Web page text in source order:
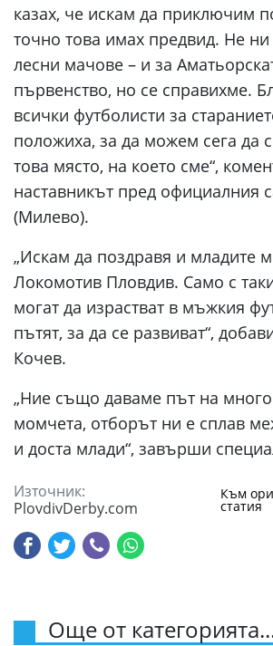
казах, че искам да приключим
точно това имах предвид. Не ни
лесни мачове – и за
първенство, но се справихме.
всички футболисти за
положиха, за да можем сега да
това място, на което сме“,
наставникът пред официалния
(Милево).
„Искам да поздравя и младите
Локомотив Пловдив. Само с
могат да израстват в мъжкия
пътят, за да се развиват“,
Кочев.
„Ние също даваме път на
момчета, отборът ни е сплав
и доста млади“, завърши
Източник:
PlovdivDerby.com
Към
статия
Още от